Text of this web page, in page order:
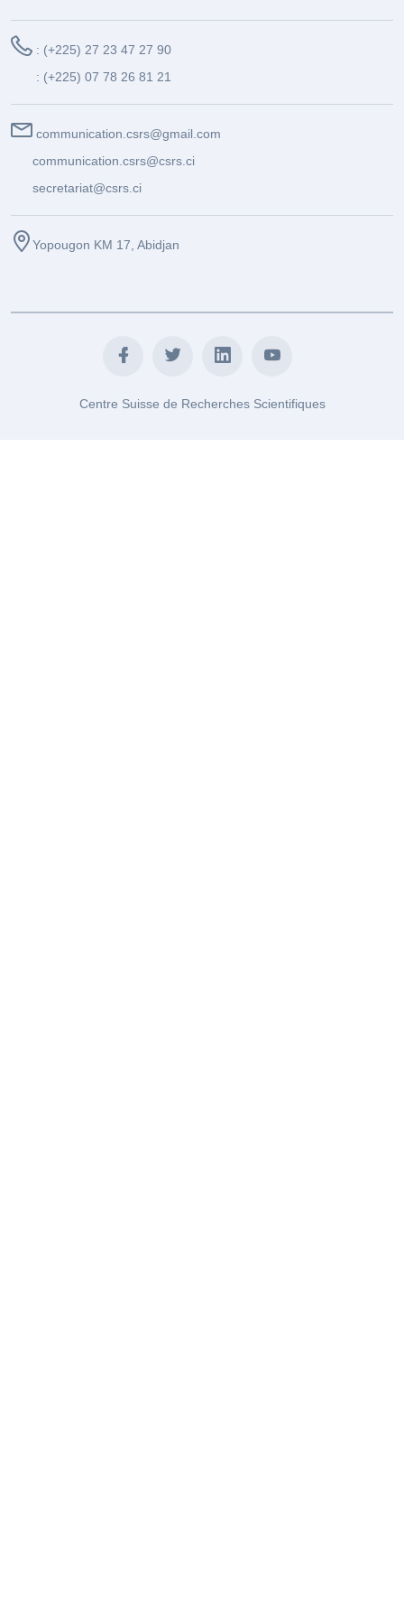
: (+225) 27 23 47 27 90
: (+225) 07 78 26 81 21
communication.csrs@gmail.com
communication.csrs@csrs.ci
secretariat@csrs.ci
Yopougon KM 17, Abidjan
Centre Suisse de Recherches Scientifiques